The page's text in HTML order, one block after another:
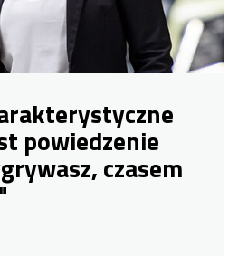
powiedzenie
czasem